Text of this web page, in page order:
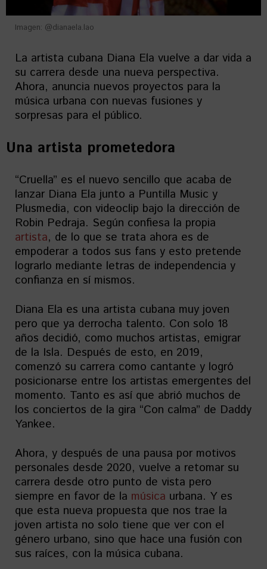
Imagen: @dianaela.lao
La artista cubana Diana Ela vuelve a dar vida a
su carrera desde una nueva perspectiva.
Ahora, anuncia nuevos proyectos para la
música urbana con nuevas fusiones y
sorpresas para el público.
Una artista prometedora
“Cruella” es el nuevo sencillo que acaba de
lanzar Diana Ela junto a Puntilla Music y
Plusmedia, con videoclip bajo la dirección de
Robin Pedraja. Según confiesa la propia
artista, de lo que se trata ahora es de
empoderar a todos sus fans y esto pretende
lograrlo mediante letras de independencia y
confianza en sí mismos.
Diana Ela es una artista cubana muy joven
pero que ya derrocha talento. Con solo 18
años decidió, como muchos artistas, emigrar
de la Isla. Después de esto, en 2019,
comenzó su carrera como cantante y logró
posicionarse entre los artistas emergentes del
momento. Tanto es así que abrió muchos de
los conciertos de la gira “Con calma” de Daddy
Yankee.
Ahora, y después de una pausa por motivos
personales desde 2020, vuelve a retomar su
carrera desde otro punto de vista pero
siempre en favor de la música urbana. Y es
que esta nueva propuesta que nos trae la
joven artista no solo tiene que ver con el
género urbano, sino que hace una fusión con
sus raíces, con la música cubana.